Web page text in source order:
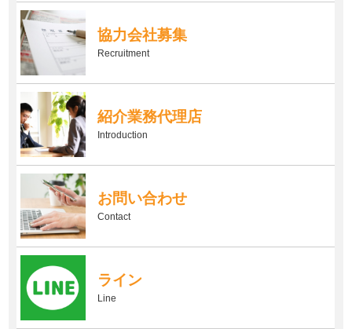
協力会社募集
Recruitment
紹介業務代理店
Introduction
お問い合わせ
Contact
ライン
Line